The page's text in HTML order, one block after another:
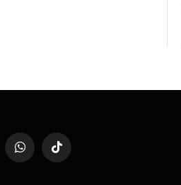
WhatsAppTikTok